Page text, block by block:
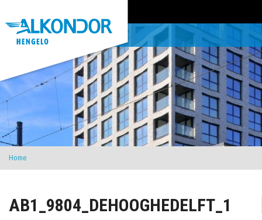
Home
AB1_9804_DEHOOGHEDELFT_1